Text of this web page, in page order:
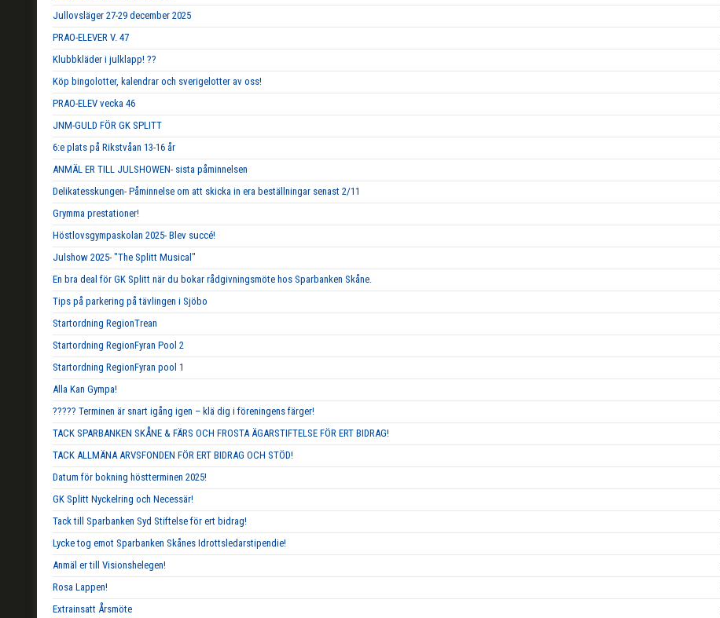
Jullovsläger 27-29 december 2025
PRAO-ELEVER V. 47
Klubbkläder i julklapp! ??
Köp bingolotter, kalendrar och sverigelotter av oss!
PRAO-ELEV vecka 46
JNM-GULD FÖR GK SPLITT
6:e plats på Rikstvåan 13-16 år
ANMÄL ER TILL JULSHOWEN- sista påminnelsen
Delikatesskungen- Påminnelse om att skicka in era beställningar senast 2/11
Grymma prestationer!
Höstlovsgympaskolan 2025- Blev succé!
Julshow 2025- "The Splitt Musical"
En bra deal för GK Splitt när du bokar rådgivningsmöte hos Sparbanken Skåne.
Tips på parkering på tävlingen i Sjöbo
Startordning RegionTrean
Startordning RegionFyran Pool 2
Startordning RegionFyran pool 1
Alla Kan Gympa!
????? Terminen är snart igång igen – klä dig i föreningens färger!
TACK SPARBANKEN SKÅNE & FÄRS OCH FROSTA ÄGARSTIFTELSE FÖR ERT BIDRAG!
TACK ALLMÄNA ARVSFONDEN FÖR ERT BIDRAG OCH STÖD!
Datum för bokning höstterminen 2025!
GK Splitt Nyckelring och Necessär!
Tack till Sparbanken Syd Stiftelse för ert bidrag!
Lycke tog emot Sparbanken Skånes Idrottsledarstipendie!
Anmäl er till Visionshelegen!
Rosa Lappen!
Extrainsatt Årsmöte